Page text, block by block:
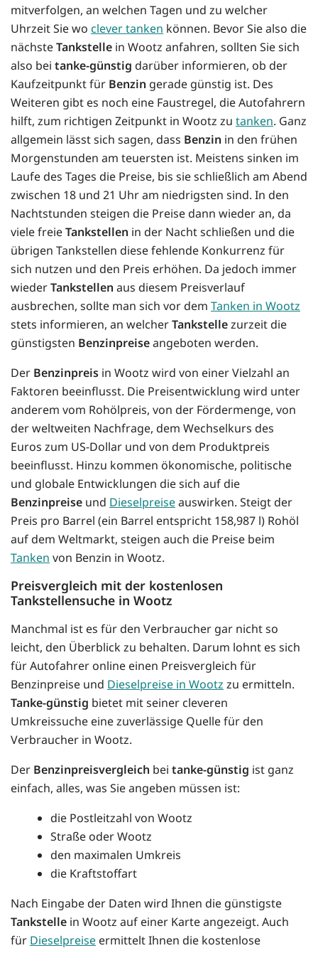
mitverfolgen, an welchen Tagen und zu welcher
Uhrzeit Sie wo clever tanken können. Bevor Sie also die
nächsteTankstelle in Wootz anfahren, sollten Sie sich
also bei tanke-günstig darüber informieren, ob der
Kaufzeitpunkt für Benzin gerade günstig ist. Des
Weiteren gibt es noch eine Faustregel, die Autofahrern
hilft, zum richtigen Zeitpunkt in Wootz zu tanken. Ganz
allgemein lässt sich sagen, dass Benzin in den frühen
Morgenstunden am teuersten ist. Meistens sinken im
Laufe des Tages die Preise, bis sie schließlich am Abend
zwischen 18 und 21 Uhr am niedrigsten sind. In den
Nachtstunden steigen die Preise dann wieder an, da
viele freieTankstellen in der Nacht schließen und die
übrigen Tankstellen diese fehlende Konkurrenz für
sich nutzen und den Preis erhöhen. Da jedoch immer
wiederTankstellen aus diesem Preisverlauf
ausbrechen, sollte man sich vor dem Tanken in Wootz
stets informieren, an welcherTankstellezurzeit die
günstigsten Benzinpreiseangeboten werden.
Der Benzinpreis in Wootz wird von einer Vielzahl an
Faktoren beeinflusst. Die Preisentwicklung wird unter
anderem vom Rohölpreis, von der Fördermenge, von
der weltweiten Nachfrage, dem Wechselkurs des
Euros zum US-Dollar und von dem Produktpreis
beeinflusst. Hinzu kommen ökonomische, politische
und globale Entwicklungen die sich auf die
Benzinpreise und Dieselpreiseauswirken. Steigt der
Preis pro Barrel (ein Barrel entspricht 158,987 l) Rohöl
auf dem Weltmarkt, steigen auch die Preise beim
Tanken von Benzin in Wootz.
Preisvergleich mit der kostenlosen
Tankstellensuche in Wootz
Manchmal ist es für den Verbraucher gar nicht so
leicht, den Überblick zu behalten. Darum lohnt es sich
für Autofahrer online einen Preisvergleich für
Benzinpreise und Dieselpreise in Wootz zu ermitteln.
Tanke-günstig bietet mit seiner cleveren
Umkreissuche eine zuverlässige Quelle für den
Verbraucher in Wootz.
Der Benzinpreisvergleich bei tanke-günstig ist ganz
einfach, alles, was Sie angeben müssen ist:
die Postleitzahl von Wootz
Straße oder Wootz
den maximalen Umkreis
die Kraftstoffart
Nach Eingabe der Daten wird Ihnen die günstigste
Tankstelle in Wootz auf einer Karte angezeigt. Auch
für Dieselpreise ermittelt Ihnen die kostenlose